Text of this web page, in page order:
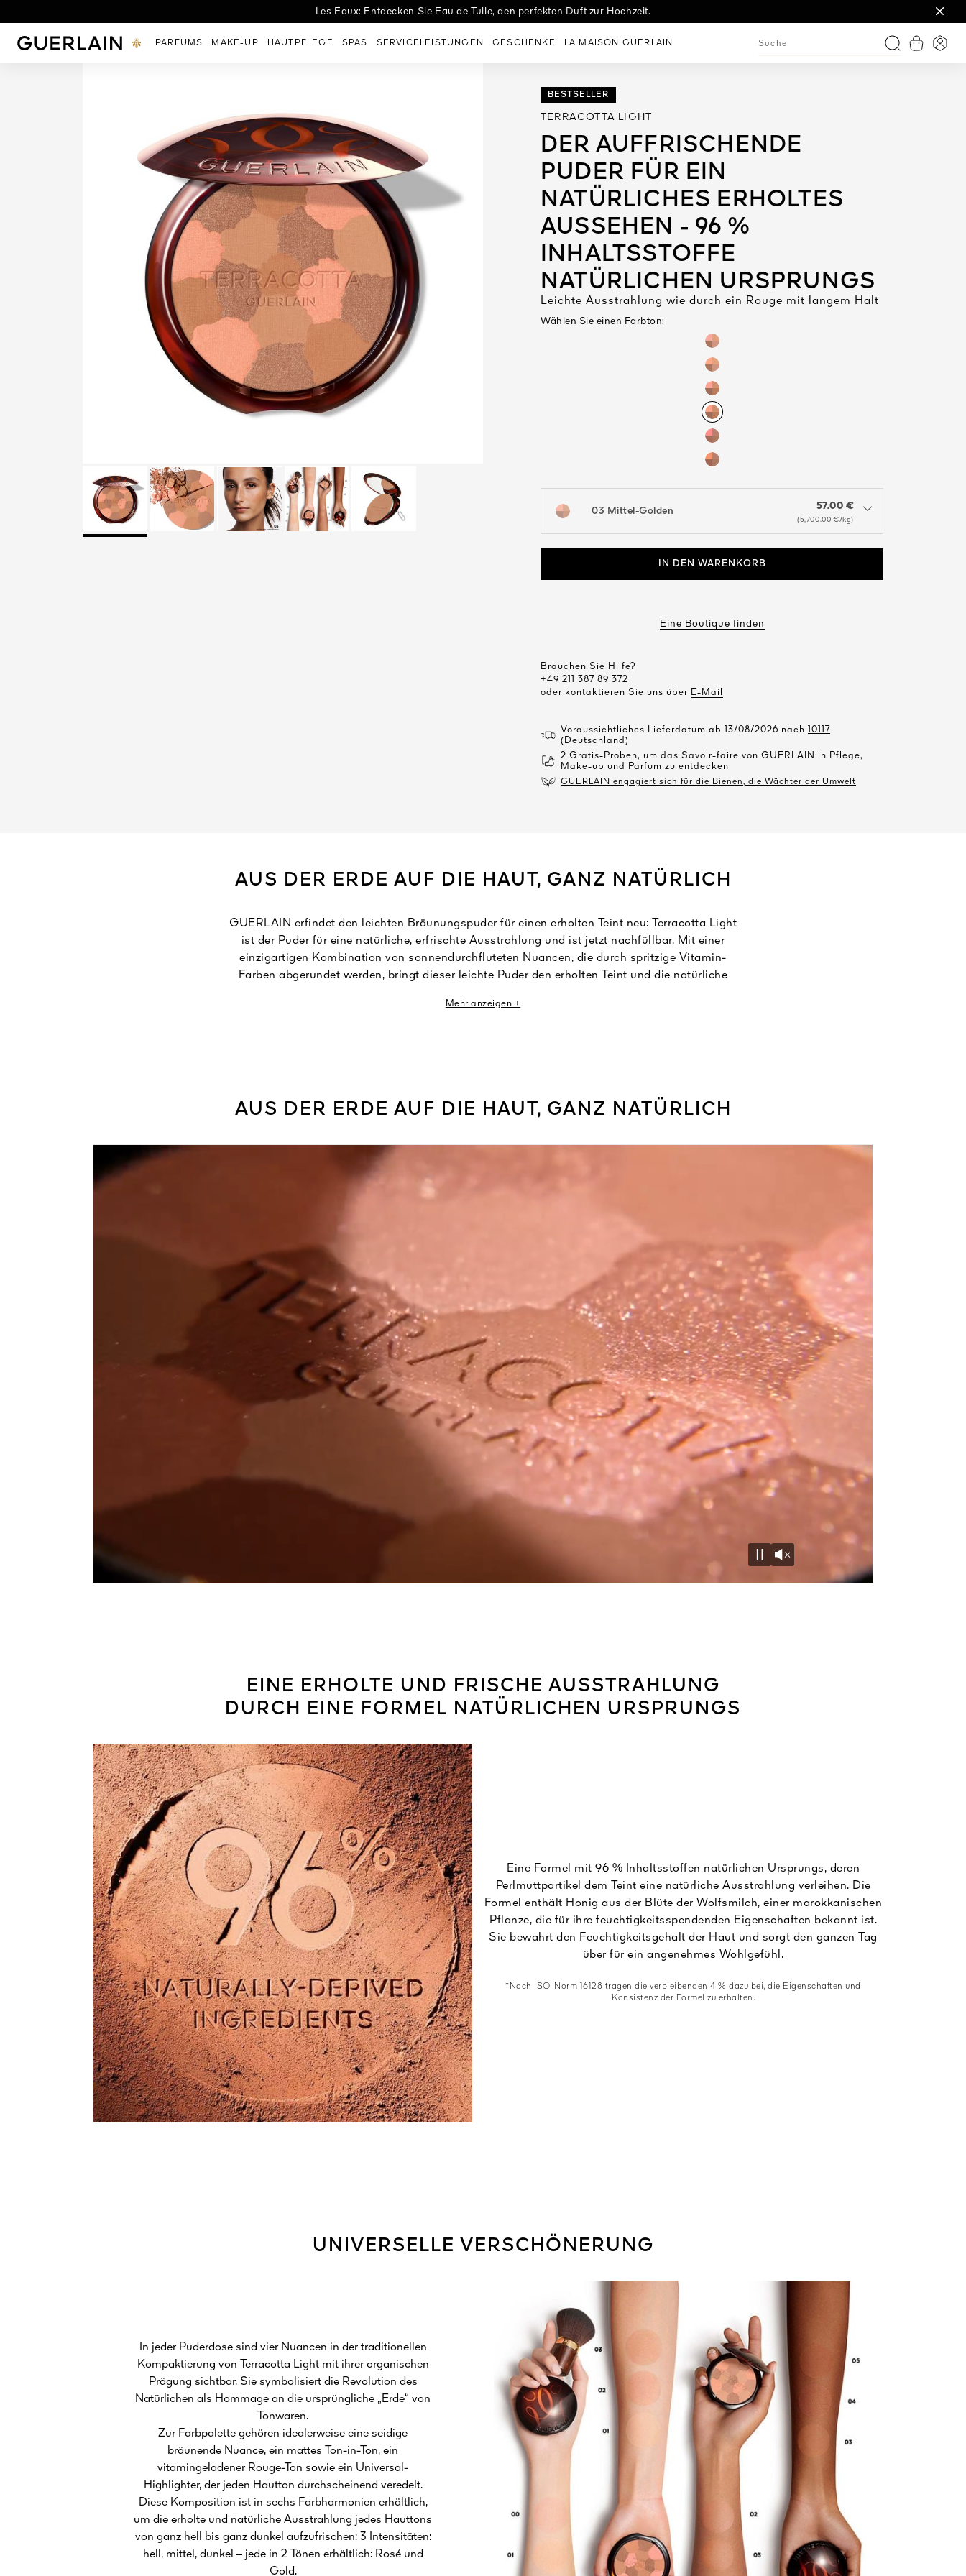
Les Eaux: Entdecken Sie Eau de Tulle, den perfekten Duft zur Hochzeit.
Herbes Troublantes: Entdecken Sie das frische, aromatische Eau de Parfum von L'Art & La Matière.
Guerlain - (Zurück zur Startseite)
PARFUMS MAKE-UP HAUTPFLEGE SPAS SERVICELEISTUNGEN GESCHENKE LA MAISON GUERLAIN
Suche
BESTSELLER
TERRACOTTA LIGHT
DER AUFFRISCHENDE
PUDER FÜR EIN
NATÜRLICHES ERHOLTES
AUSSEHEN - 96 %
INHALTSSTOFFE
NATÜRLICHEN URSPRUNGS
Leichte Ausstrahlung wie durch ein Rouge mit langem Halt
Wählen Sie einen Farbton:
03 Mittel-Golden 57.00 €
(5,700.00 €/kg)
open the dropdown menu to see the available colors / to choose a color
IN DEN WARENKORB
Eine Boutique finden
Brauchen Sie Hilfe?
+49 211 387 89 372
oder kontaktieren Sie uns über E-Mail
Voraussichtliches Lieferdatum ab 13/08/2026 nach
10117
(Deutschland)
2 Gratis-Proben, um das Savoir-faire von GUERLAIN in Pflege,
Make-up und Parfum zu entdecken
GUERLAIN engagiert sich für die Bienen, die Wächter der Umwelt
AUS DER ERDE AUF DIE HAUT, GANZ NATÜRLICH
GUERLAIN erfindet den leichten Bräunungspuder für einen erholten Teint neu: Terracotta Light
ist der Puder für eine natürliche, erfrischte Ausstrahlung und ist jetzt nachfüllbar. Mit einer
einzigartigen Kombination von sonnendurchfluteten Nuancen, die durch spritzige Vitamin-
Farben abgerundet werden, bringt dieser leichte Puder den erholten Teint und die natürliche
frisches, erholtes und natürlich gebräuntes Aussehen. Sechs Nuancen, die darauf abgestimmt
sind, jedem Hautton Ausstrahlung zu verleihen: drei Intensitäten: hell, mittel, dunkel – jede in
zwei Tönen: Rosé und Gold.
¹Nach ISO-Norm 16128 tragen die verbleibenden 4 % dazu bei, die Eigenschaften und Konsistenz der Formel zu erhalten.
Mehr anzeigen +
AUS DER ERDE AUF DIE HAUT, GANZ NATÜRLICH
Pause
Unmute
EINE ERHOLTE UND FRISCHE AUSSTRAHLUNG
DURCH EINE FORMEL NATÜRLICHEN URSPRUNGS
Eine Formel mit 96 % Inhaltsstoffen natürlichen Ursprungs, deren
Perlmuttpartikel dem Teint eine natürliche Ausstrahlung verleihen. Die
Formel enthält Honig aus der Blüte der Wolfsmilch, einer marokkanischen
Pflanze, die für ihre feuchtigkeitsspendenden Eigenschaften bekannt ist.
Sie bewahrt den Feuchtigkeitsgehalt der Haut und sorgt den ganzen Tag
über für ein angenehmes Wohlgefühl.
*Nach ISO-Norm 16128 tragen die verbleibenden 4 % dazu bei, die Eigenschaften und
Konsistenz der Formel zu erhalten.
UNIVERSELLE VERSCHÖNERUNG
In jeder Puderdose sind vier Nuancen in der traditionellen
Kompaktierung von Terracotta Light mit ihrer organischen
Prägung sichtbar. Sie symbolisiert die Revolution des
Natürlichen als Hommage an die ursprüngliche „Erde“ von
Tonwaren.
Zur Farbpalette gehören idealerweise eine seidige
bräunende Nuance, ein mattes Ton-in-Ton, ein
vitamingeladener Rouge-Ton sowie ein Universal-
Highlighter, der jeden Hautton durchscheinend veredelt.
Diese Komposition ist in sechs Farbharmonien erhältlich,
um die erholte und natürliche Ausstrahlung jedes Hauttons
von ganz hell bis ganz dunkel aufzufrischen: 3 Intensitäten:
hell, mittel, dunkel – jede in 2 Tönen erhältlich: Rosé und
Gold.